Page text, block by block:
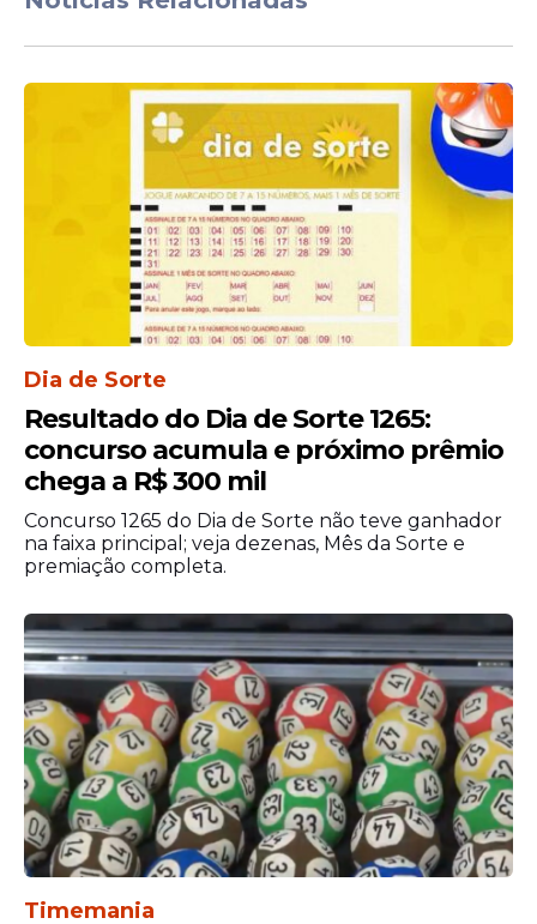
O desempenho dos participantes definirá a
classificação final do certame, respeitando
as regras e critérios estabelecidos no
Prazo de validade
A administração municipal utilizará o
resultado para preencher asvagas
disponíveis e realizar futuras convocações
durante a vigência da seleção.
O processo seletivo terá validade de 12
meses, contados a partir da homologação
do resultado final. O município poderá
prorrogar esse período uma única vez por
administração pública.
Dia de Sorte
Resultado do Dia de Sorte 1265:
concurso acumula e próximo prêmio
chega a R$ 300 mil
Concurso 1265 do Dia de Sorte não teve ganhador
na faixa principal; veja dezenas, Mês da Sorte e
premiação completa.
Timemania